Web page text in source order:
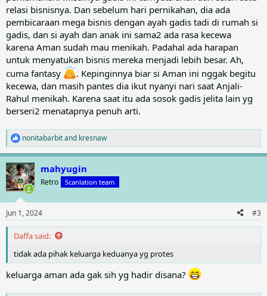
relasi bisnisnya. Dan sebelum hari pernikahan, dia ada
pembicaraan mega bisnis dengan ayah gadis tadi di rumah si
gadis, dan si ayah dan anak ini sama2 ada rasa kecewa
karena Aman sudah mau menikah. Padahal ada harapan
untuk menyatukan bisnis mereka menjadi lebih besar. Ah,
cuma fantasy
. Kepinginnya biar si Aman ini nggak begitu
kecewa, dan masih pantes dia ikut nyanyi nari saat Anjali-
Rahul menikah. Karena saat itu ada sosok gadis jelita lain yg
berseri2 menatapnya penuh arti.
R
e
a
c
t
i
s
:
nonitabarbitand kresnaw
mahyugin
Retro Scanlation team
Jun 1, 2024 #3
Daffa said:
tidak ada pihak keluarga keduanya yg protes
keluarga aman ada gak sih yg hadir disana?